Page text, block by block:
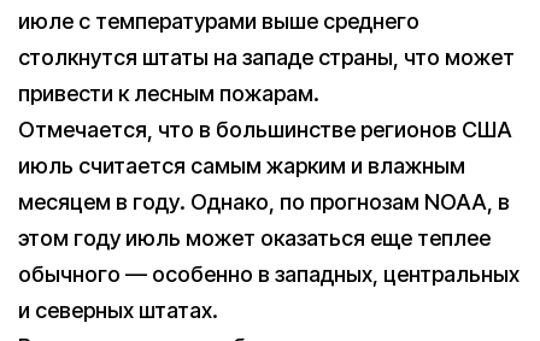
июле с температурами выше среднего
столкнутся штаты на западе страны, что может
привести к лесным пожарам.
Отмечается, что в большинстве регионов США
июль считается самым жарким и влажным
месяцем в году. Однако, по прогнозам NOAA, в
этом году июль может оказаться еще теплее
обычного — особенно в западных, центральных
и северных штатах.